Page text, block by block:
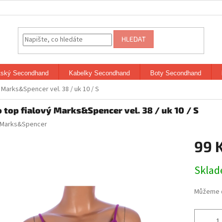
HLEDAT
Secondhand Kabelky Secondhand Boty Secondhand
vel. 38 / uk 10 / S
top fialový Marks&Spencer vel. 38 / uk 10 / S
Marks&Spencer
99
cena:
Můžeme